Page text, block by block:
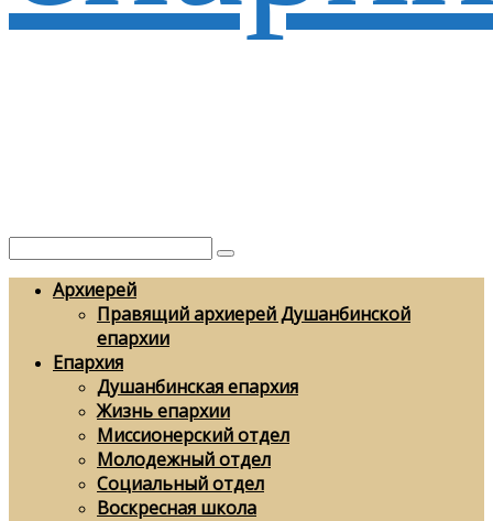
Архиерей
Правящий архиерей Душанбинской
епархии
Епархия
Душанбинская епархия
Жизнь епархии
Миссионерский отдел
Молодежный отдел
Социальный отдел
Воскресная школа